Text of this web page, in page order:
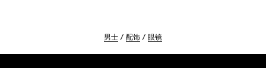
男士 配饰 眼镜